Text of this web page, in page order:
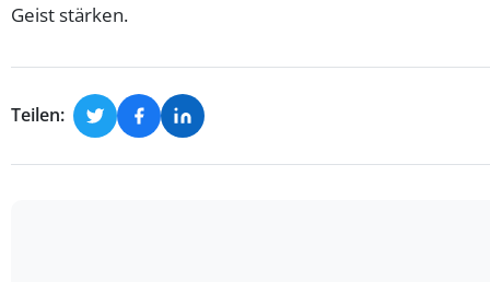
Geist stärken.
Teilen: